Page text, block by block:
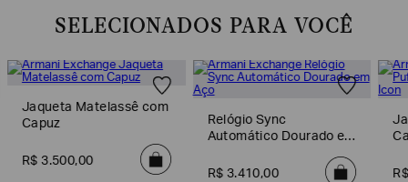
SELECIONADOS PARA VOCÊ
Jaqueta Matelassê com
Capuz
R$ 3.500,00
Relógio Sync
Automático Dourado em
R$ 3.410,00